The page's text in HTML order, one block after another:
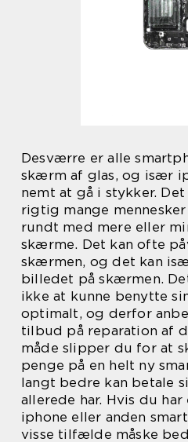
Desværre er alle
skærm af glas, og især
nemt at gå i stykker.
rigtig mange
rundt med mere eller
skærme. Det kan ofte
skærmen, og det kan
billedet på skærmen.
ikke at kunne benytte
optimalt, og derfor
tilbud på reparation af
måde slipper du for at
penge på en helt ny
langt bedre kan betale
allerede har. Hvis du
iphone eller anden
visse tilfælde måske